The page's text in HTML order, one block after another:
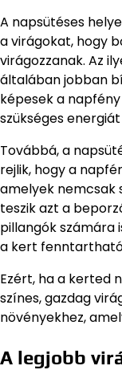
A napsütéses
a virágokat, hogy
virágozzanak. Az
általában jobban
képesek a
szükséges
Továbbá, a
rejlik, hogy a
amelyek nemcsak
teszik azt a
pillangók számára
a kert
Ezért, ha a kerted
színes, gazdag
növényekhez,
A legjobb